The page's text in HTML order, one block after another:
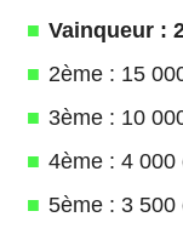
Vainqueur :
2ème : 15
3ème : 10
4ème : 4 000
5ème : 3 500